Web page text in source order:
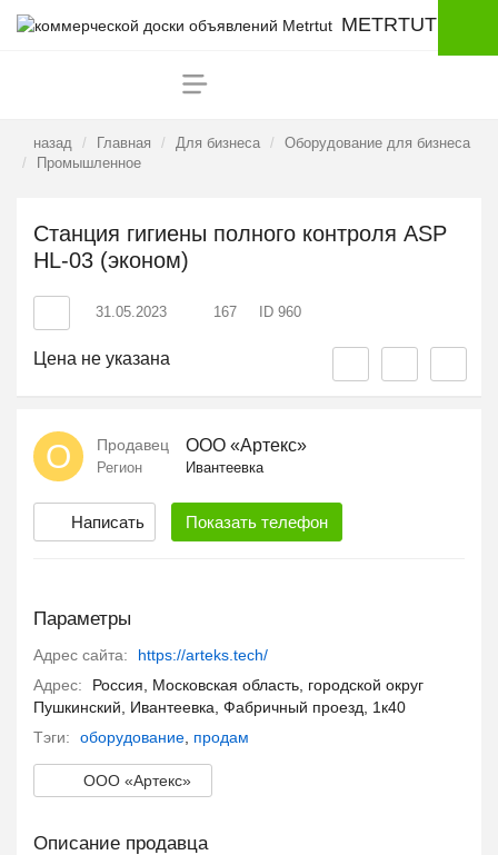
METRTUT
назад Главная Для бизнеса
Оборудование для бизнеса
Промышленное
Станция гигиены полного контроля ASP
HL-03 (эконом)
31.05.2023 167 ID 960
Цена не указана
О Продавец ООО «Артекс»
Регион Ивантеевка
Написать Показать телефон
Параметры
Адрес сайта:
https://arteks.tech/
Адрес:
Россия, Московская область, городской округ
Пушкинский, Ивантеевка, Фабричный проезд, 1к40
Тэги:
оборудование продам
ООО «Артекс»
Описание продавца